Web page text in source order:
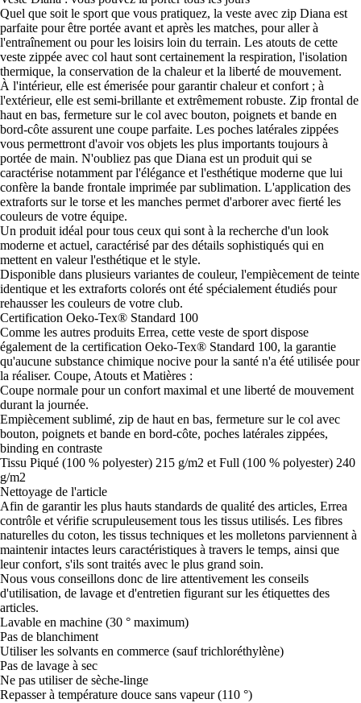
Quel que soit le sport que vous pratiquez, la veste avec zip Diana est
parfaite pour être portée avant et après les matches, pour aller à
l'entraînement ou pour les loisirs loin du terrain. Les atouts de cette
veste zippée avec col haut sont certainement la respiration, l'isolation
thermique, la conservation de la chaleur et la liberté de mouvement.
À l'intérieur, elle est émerisée pour garantir chaleur et confort ; à
l'extérieur, elle est semi-brillante et extrêmement robuste. Zip frontal de
haut en bas, fermeture sur le col avec bouton, poignets et bande en
bord-côte assurent une coupe parfaite. Les poches latérales zippées
vous permettront d'avoir vos objets les plus importants toujours à
portée de main. N'oubliez pas que Diana est un produit qui se
caractérise notamment par l'élégance et l'esthétique moderne que lui
confère la bande frontale imprimée par sublimation. L'application des
extraforts sur le torse et les manches permet d'arborer avec fierté les
couleurs de votre équipe.
Un produit idéal pour tous ceux qui sont à la recherche d'un look
moderne et actuel, caractérisé par des détails sophistiqués qui en
mettent en valeur l'esthétique et le style.
Disponible dans plusieurs variantes de couleur, l'empiècement de teinte
identique et les extraforts colorés ont été spécialement étudiés pour
rehausser les couleurs de votre club.
Certification Oeko-Tex® Standard 100
Comme les autres produits Errea, cette veste de sport dispose
également de la certification Oeko-Tex® Standard 100, la garantie
qu'aucune substance chimique nocive pour la santé n'a été utilisée pour
la réaliser. Coupe, Atouts et Matières :
Coupe normale pour un confort maximal et une liberté de mouvement
durant la journée.
Empiècement sublimé, zip de haut en bas, fermeture sur le col avec
bouton, poignets et bande en bord-côte, poches latérales zippées,
binding en contraste
Tissu Piqué (100 % polyester) 215 g/m2 et Full (100 % polyester) 240
g/m2
Nettoyage de l'article
Afin de garantir les plus hauts standards de qualité des articles, Errea
contrôle et vérifie scrupuleusement tous les tissus utilisés. Les fibres
naturelles du coton, les tissus techniques et les molletons parviennent à
maintenir intactes leurs caractéristiques à travers le temps, ainsi que
leur confort, s'ils sont traités avec le plus grand soin.
Nous vous conseillons donc de lire attentivement les conseils
d'utilisation, de lavage et d'entretien figurant sur les étiquettes des
articles.
Lavable en machine (30 ° maximum)
Pas de blanchiment
Utiliser les solvants en commerce (sauf trichloréthylène)
Pas de lavage à sec
Ne pas utiliser de sèche-linge
Repasser à température douce sans vapeur (110 °)